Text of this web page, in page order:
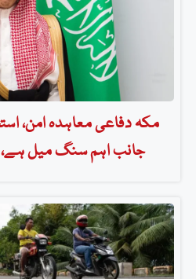
مکہ دفاعی معاہدہ امن،
جانب اہم سنگ میل ہے،